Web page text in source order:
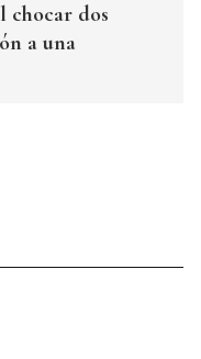
chocar dos
a una